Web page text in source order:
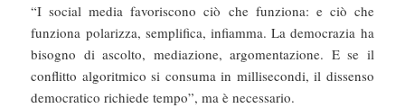
“I social media favoriscono ciò che funziona: e ciò che
funziona polarizza, semplifica, infiamma. La democrazia ha
bisogno di ascolto, mediazione, argomentazione. E se il
conflitto algoritmico si consuma in millisecondi, il dissenso
democratico richiede tempo”, ma è necessario.